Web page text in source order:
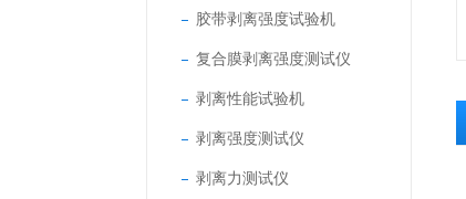
胶带剥离强度试验机
复合膜剥离强度测试仪
剥离性能试验机
剥离强度测试仪
剥离力测试仪